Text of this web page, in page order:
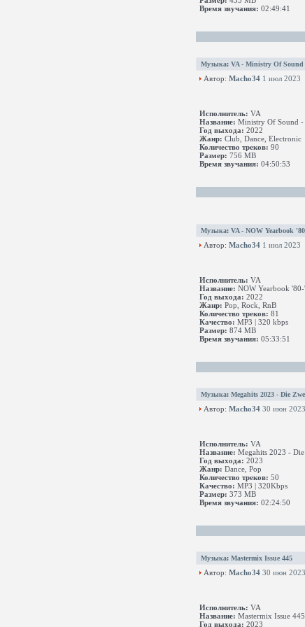
Время звучания: 02:49:41
Музыка: VA - Ministry Of Sound
Автор: Macho34 1 июл 2023
Исполнитель: VA
Название: Ministry Of Sound -
Год выхода: 2022
Жанр: Club, Dance, Electronic
Количество треков: 90
Размер: 756 MB
Время звучания: 04:50:53
Музыка: VA - NOW Yearbook
Автор: Macho34 1 июл 2023
Исполнитель: VA
Название: NOW Yearbook
Год выхода: 2022
Жанр: Pop, Rock, RnB
Количество треков: 81
Качество: MP3 | 320 kbps
Размер: 874 MB
Время звучания: 05:33:51
Музыка: Megahits 2023 - Die
Автор: Macho34 30 июн 2023
Исполнитель: VA
Название: Megahits 2023 -
Год выхода: 2023
Жанр: Dance, Pop
Количество треков: 50
Качество: MP3 | 320Kbps
Размер: 373 MB
Время звучания: 02:24:50
Музыка: Mastermix Issue 445
Автор: Macho34 30 июн 2023
Исполнитель: VA
Название: Mastermix Issue 445
Год выхода: 2023